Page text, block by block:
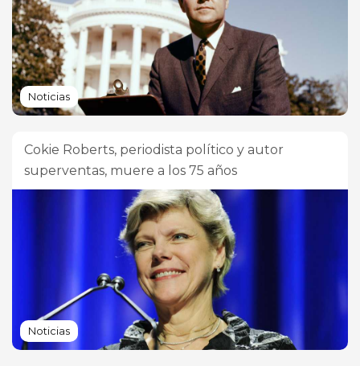
Noticias
Cokie Roberts, periodista político y autor
superventas, muere a los 75 años
Noticias